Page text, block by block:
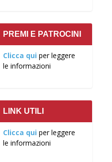
PREMI E PATROCINI
Clicca qui per leggere
le informazioni
LINK UTILI
Clicca qui per leggere
le informazioni